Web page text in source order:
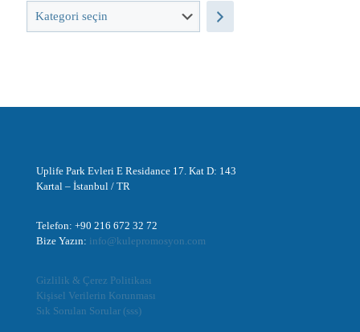
Kategori
Uplife Park Evleri E Residance 17. Kat D: 143
Kartal – İstanbul / TR
Telefon: +90 216 672 32 72
Bize Yazın: info@kulepromosyon.com
Gizlilik & Çerez Politikası
Kişisel Verilerin Korunması
Sık Sorulan Sorular (sss)